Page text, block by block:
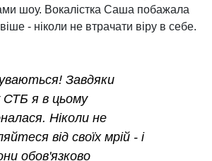
шоу. Вокалістка Саша побажала
- ніколи не втрачати віру в себе.
Завдяки
СТБ я в цьому
Ніколи не
від своїх мрій - і
обов'язково